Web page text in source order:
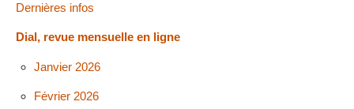
Dernières infos
Dial, revue mensuelle en ligne
Janvier 2026
Février 2026